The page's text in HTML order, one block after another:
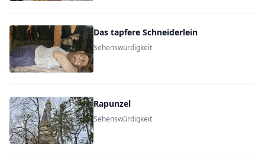
Das tapfere Schneiderlein
Sehenswürdigkeit
Rapunzel
Sehenswürdigkeit